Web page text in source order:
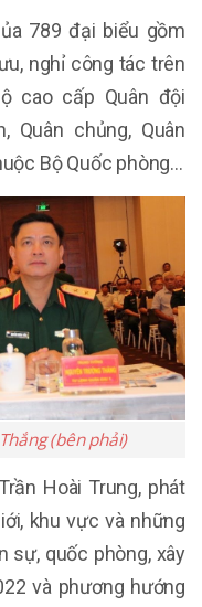
789 đại biểu gồm
nghỉ công tác trên
cao cấp Quân đội
Quân chủng, Quân
Bộ Quốc phòng...
(bên phải)
Hoài Trung, phát
khu vực và những
sự, quốc phòng, xây
và phương hướng